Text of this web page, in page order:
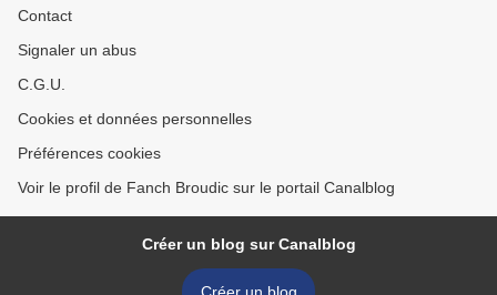
Contact
Signaler un abus
C.G.U.
Cookies et données personnelles
Préférences cookies
Voir le profil de Fanch Broudic sur le portail Canalblog
Créer un blog sur Canalblog